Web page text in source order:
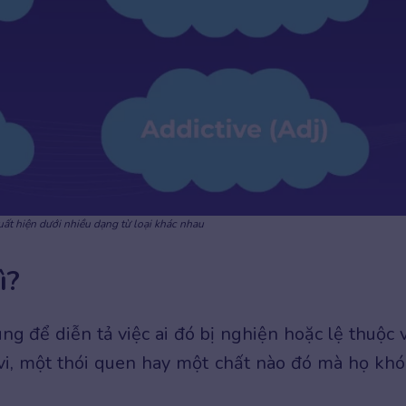
hiện dưới nhiều dạng từ loại khác nhau
để diễn tả việc ai đó bị nghiện hoặc lệ thuộc
một thói quen hay một chất nào đó mà họ